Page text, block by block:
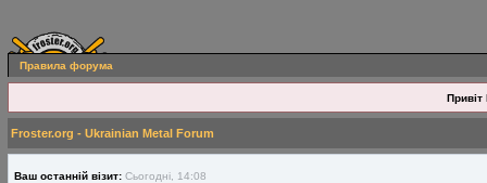
Правила форума
Привіт
Froster.org - Ukrainian Metal Forum
Ваш останній візит: Сьогодні, 14:08